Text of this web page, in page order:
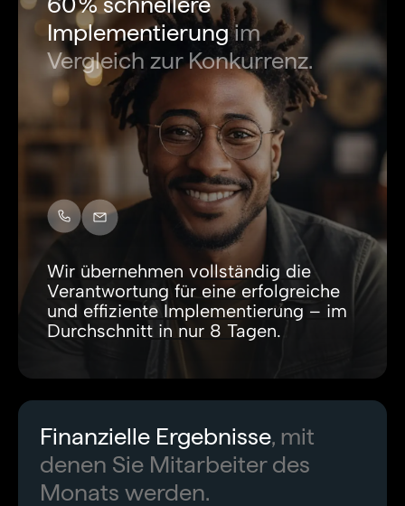
Implementierungim
Vergleich zur Konkurrenz.
Wir übernehmen vollständig die
Verantwortung für eine erfolgreiche
und effiziente Implementierung – im
Durchschnitt in nur 8 Tagen.
Finanzielle Ergebnisse, mit
denen Sie Mitarbeiter des
Monats werden.